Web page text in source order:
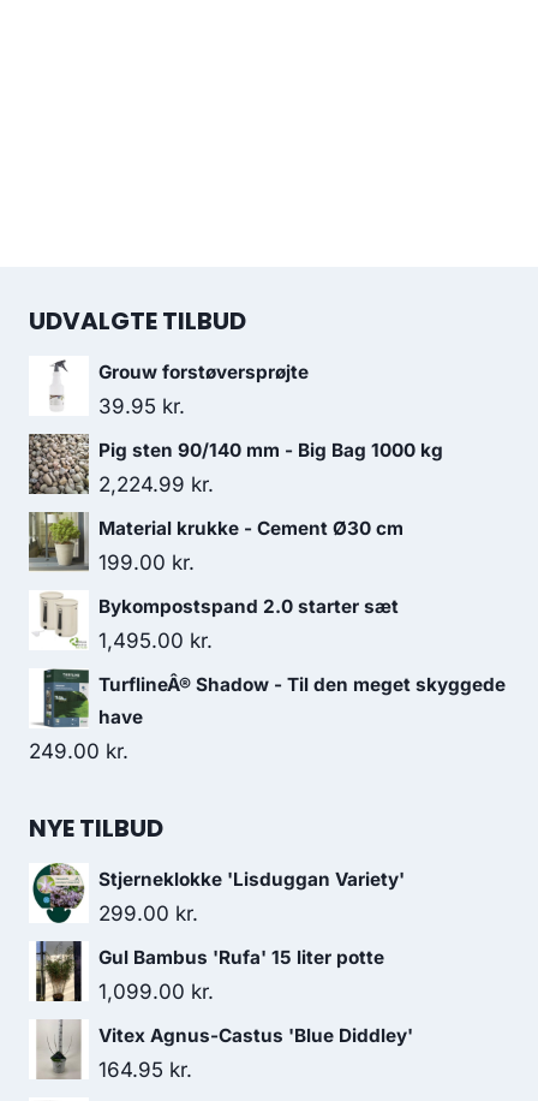
UDVALGTE TILBUD
Grouw forstøversprøjte
39.95 kr.
Pig sten 90/140 mm - Big Bag 1000 kg
2,224.99 kr.
Material krukke - Cement Ø30 cm
199.00 kr.
Bykompostspand 2.0 starter sæt
1,495.00 kr.
TurflineÂ® Shadow - Til den meget skyggede
have
249.00 kr.
NYE TILBUD
Stjerneklokke 'Lisduggan Variety'
299.00 kr.
Gul Bambus 'Rufa' 15 liter potte
1,099.00 kr.
Vitex Agnus-Castus 'Blue Diddley'
164.95 kr.